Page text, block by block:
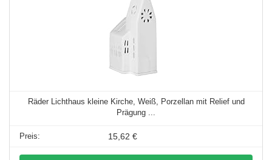
Räder Lichthaus kleine Kirche, Weiß, Porzellan mit Relief und
Prägung ...
15,62 €